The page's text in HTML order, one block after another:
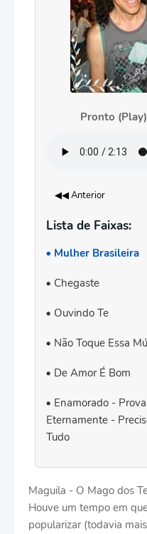
Pronto
◀◀ Anterior
Lista de Faixas:
Mulher Brasileira
Chegaste
Ouvindo Te
Não Toque Essa
De Amor É Bom
Enamorado -
Eternamente -
Tudo
Maguila - O Mago dos
Houve um tempo em
popularizar (todavia